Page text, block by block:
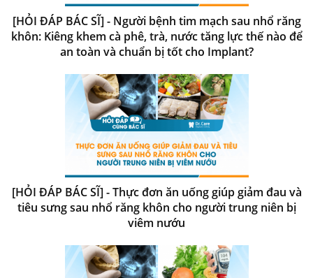
[HỎI ĐÁP BÁC SĨ] - Người bệnh tim mạch sau nhổ răng
khôn: Kiêng khem cà phê, trà, nước tăng lực thế nào để
an toàn và chuẩn bị tốt cho Implant?
[HỎI ĐÁP BÁC SĨ] - Thực đơn ăn uống giúp giảm đau và
tiêu sưng sau nhổ răng khôn cho người trung niên bị
viêm nướu